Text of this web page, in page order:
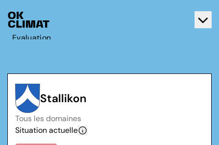
Evaluation
Contact
Français
Deutsch
Stallikon
Tous les domaines
Situation actuelle